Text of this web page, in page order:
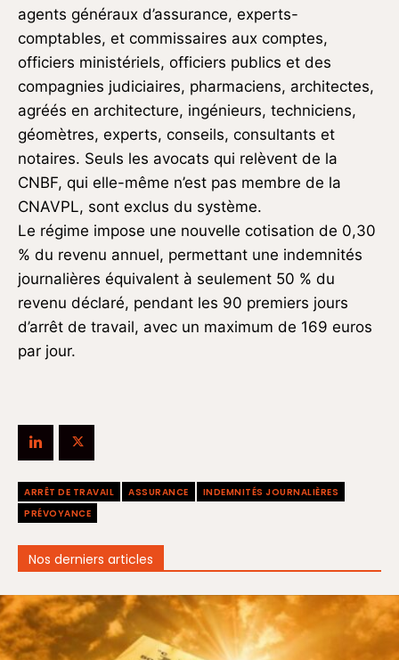
agents généraux d’assurance, experts-
comptables, et commissaires aux comptes,
officiers ministériels, officiers publics et des
compagnies judiciaires, pharmaciens, architectes,
agréés en architecture, ingénieurs, techniciens,
géomètres, experts, conseils, consultants et
notaires. Seuls les avocats qui relèvent de la
CNBF, qui elle-même n’est pas membre de la
CNAVPL, sont exclus du système.
Le régime impose une nouvelle cotisation de 0,30
% du revenu annuel, permettant une indemnités
journalières équivalent à seulement 50 % du
revenu déclaré, pendant les 90 premiers jours
d’arrêt de travail, avec un maximum de 169 euros
par jour.
ARRÊT DE TRAVAIL ASSURANCE
INDEMNITÉS JOURNALIÈRES
PRÉVOYANCE
Nos derniers articles